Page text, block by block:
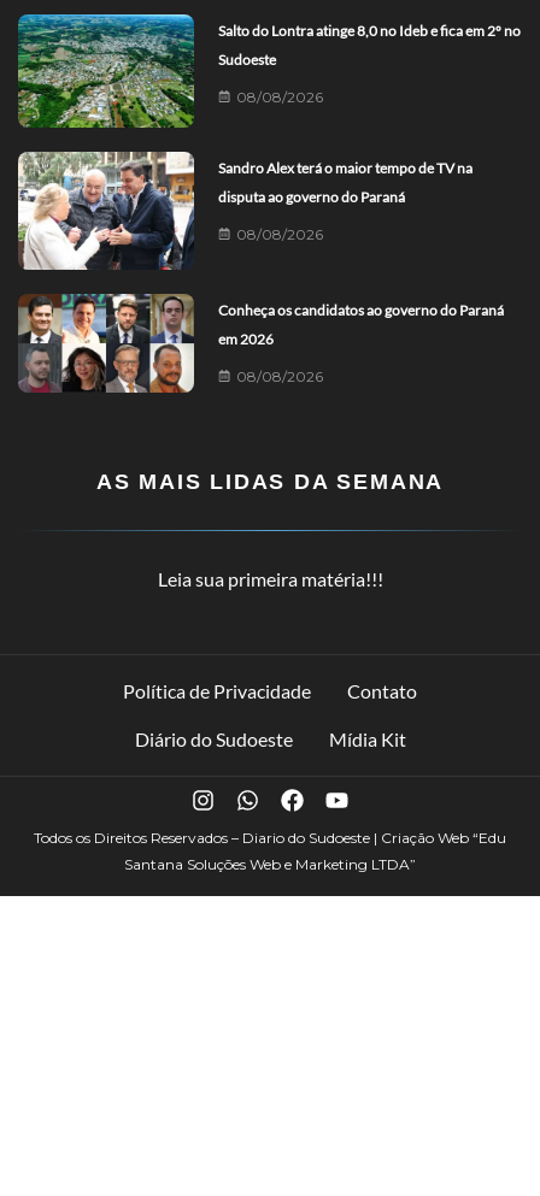
Salto do Lontra atinge 8,0 no Ideb e fica em 2º no
Sudoeste
08/08/2026
Sandro Alex terá o maior tempo de TV na
disputa ao governo do Paraná
08/08/2026
Conheça os candidatos ao governo do Paraná
em 2026
08/08/2026
AS MAIS LIDAS DA SEMANA
Leia sua primeira matéria!!!
Política de Privacidade Contato
Diário do Sudoeste Mídia Kit
Todos os Direitos Reservados – Diario do Sudoeste | Criação Web “Edu
Santana Soluções Web e Marketing LTDA”